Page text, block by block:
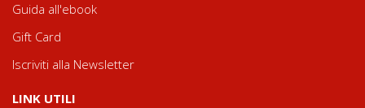
Guida all'ebook
Gift Card
Iscriviti alla Newsletter
LINK UTILI